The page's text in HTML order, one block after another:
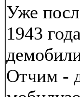
Уже
1943
Отчим -